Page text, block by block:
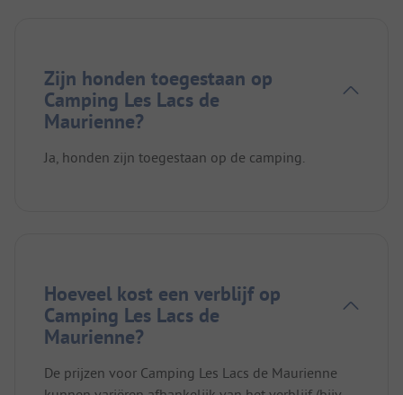
Zijn honden toegestaan op
Camping Les Lacs de
Maurienne?
Ja, honden zijn toegestaan op de camping.
Hoeveel kost een verblijf op
Camping Les Lacs de
Maurienne?
De prijzen voor Camping Les Lacs de Maurienne